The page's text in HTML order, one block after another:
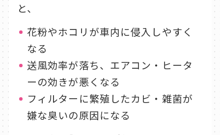
と、
花粉やホコリが車内に侵入しやすく
なる
送風効率が落ち、エアコン・ヒータ
ーの効きが悪くなる
フィルターに繁殖したカビ・雑菌が
嫌な臭いの原因になる